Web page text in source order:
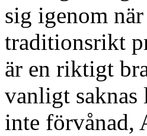
sig igenom
traditionsrikt
är en riktigt
vanligt
inte förvånad,